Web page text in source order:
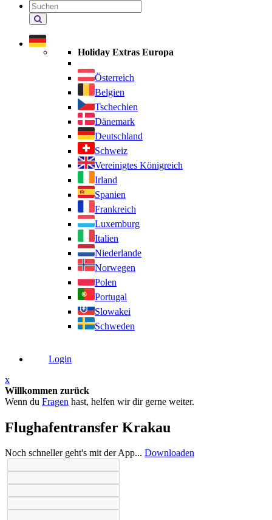
Holiday
Extras
durchsuchen
Holiday Extras Europa
Österreich
Belgien
Tschechien
Dänemark
Deutschland
Schweiz
Vereinigtes Königreich
Irland
Spanien
Frankreich
Luxemburg
Italien
Niederlande
Norwegen
Polen
Portugal
Slowakei
Schweden
Login
x
Willkommen zurück
Wenn du Fragen hast, helfen wir dir gerne weiter.
Flughafentransfer Krakau
Noch schneller geht's mit der App... Downloaden